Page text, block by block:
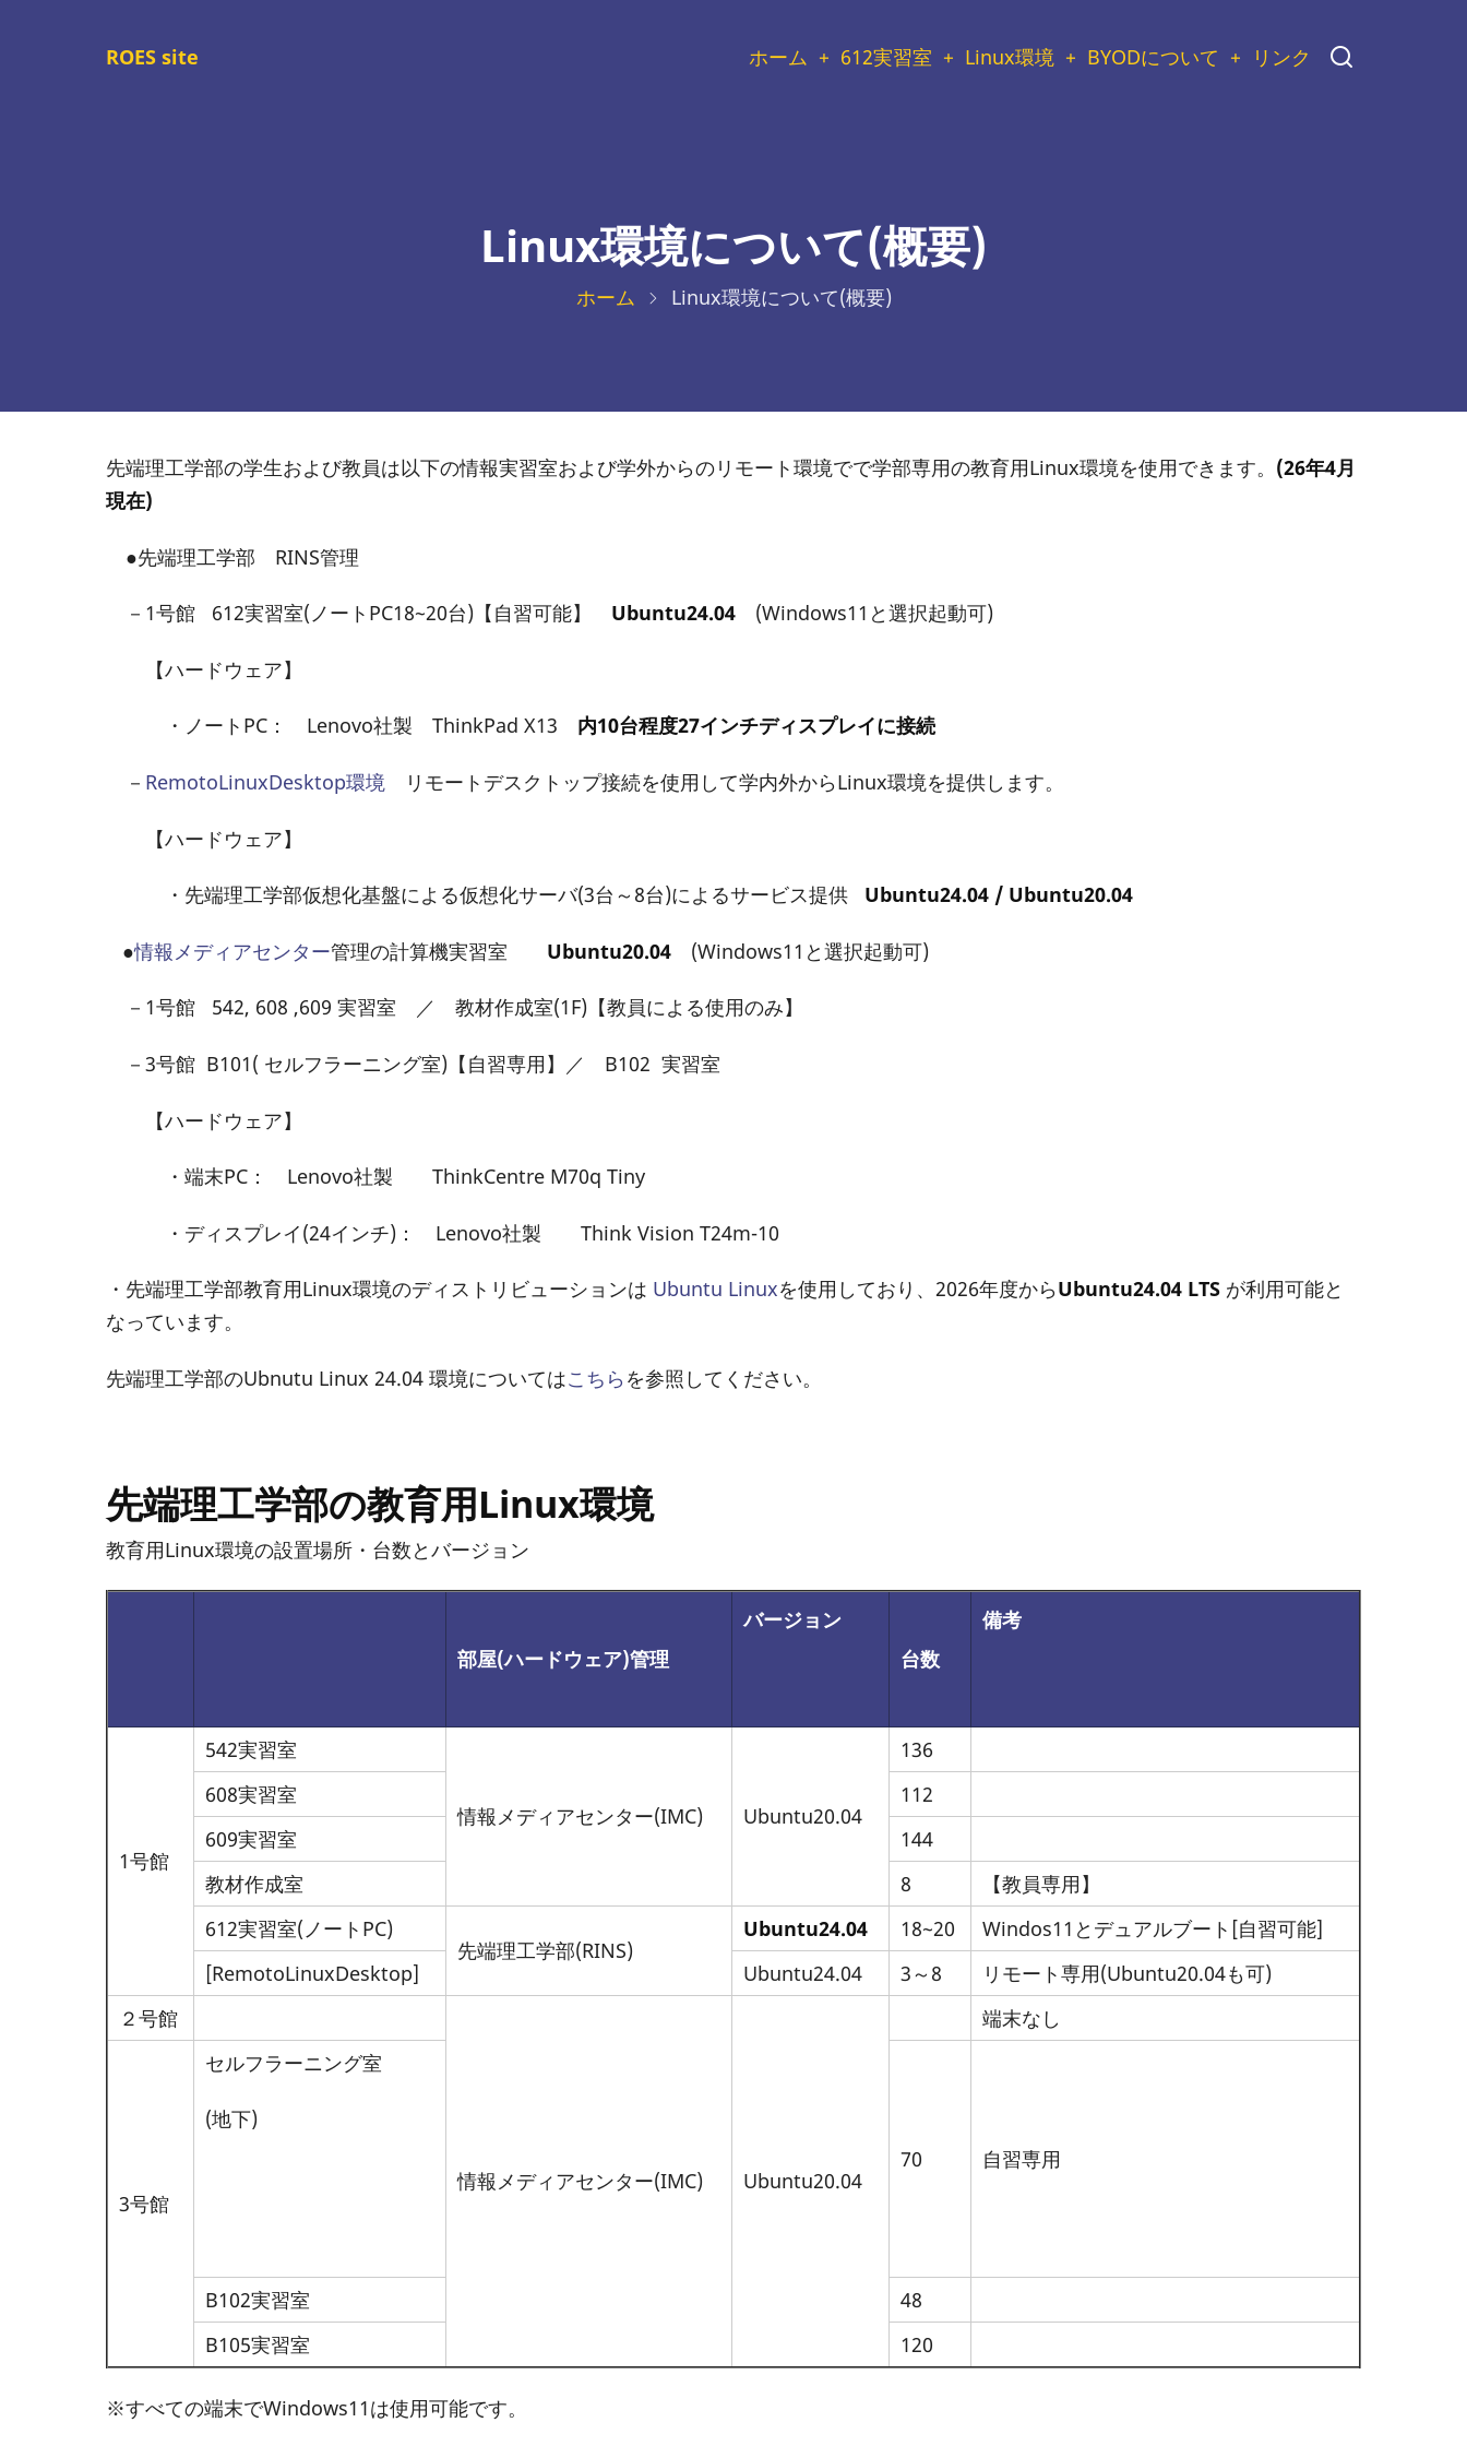
ROES site
メ
メ
ニ
ー
ホーム 612実習室 Linux環境 BYODについて リンク
Linux環境について(概要)
ホーム Linux環境について(概要)
先端理工学部の学生および教員は以下の情報実習室および学外からのリモート環境でで学部専用の教育用Linux環境を使用できます。 (26年4月
現在)
●先端理工学部 RINS管理
－1号館 612実習室(ノートPC18~20台)【自習可能】 Ubuntu24.04 (Windows11と選択起動可)
【ハードウェア】
・ノートPC： Lenovo社製 ThinkPad X13 内10台程度27インチディスプレイに接続
－ RemotoLinuxDesktop環境 リモートデスクトップ接続を使用して学内外からLinux環境を提供します。
【ハードウェア】
・先端理工学部仮想化基盤による仮想化サーバ(3台～8台)によるサービス提供 Ubuntu24.04 / Ubuntu20.04
●情報メディアセンター管理の計算機実習室 Ubuntu20.04 (Windows11と選択起動可)
－1号館 542, 608 ,609 実習室 ／ 教材作成室(1F)【教員による使用のみ】
－3号館 B101( セルフラーニング室)【自習専用】／ B102 実習室
【ハードウェア】
・端末PC： Lenovo社製 ThinkCentre M70q Tiny
・ディスプレイ(24インチ)： Lenovo社製 Think Vision T24m-10
・先端理工学部教育用Linux環境のディストリビューションは Ubuntu Linuxを使用しており、2026年度からUbuntu24.04 LTS が利用可能と
なっています。
先端理工学部のUbnutu Linux 24.04 環境についてはこちら を参照してください。
先端理工学部の教育用Linux環境
教育用Linux環境の設置場所・台数とバージョン
部屋(ハードウェア)管理
バージョン
台数
備考
1号館
542実習室
情報メディアセンター(IMC) Ubuntu20.04
136
608実習室
112
609実習室
144
教材作成室
8
【教員専用】
612実習室(ノートPC)
先端理工学部(RINS)
Ubuntu24.04 18~20
Windos11とデュアルブート[自習可能]
[RemotoLinuxDesktop]
Ubuntu24.04 3～8
リモート専用(Ubuntu20.04も可)
２号館
情報メディアセンター(IMC) Ubuntu20.04
端末なし
3号館
セルフラーニング室
(地下)
70
自習専用
B102実習室
48
B105実習室
120
※すべての端末でWindows11は使用可能です。